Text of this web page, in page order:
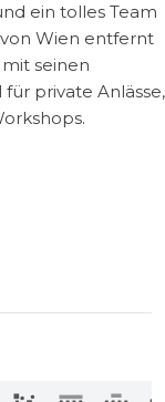
ein tolles Team
Wien entfernt
seinen
private Anlässe,